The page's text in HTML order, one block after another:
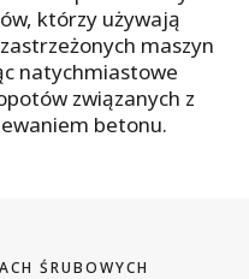
którzy używają
maszyn
natychmiastowe
związanych z
betonu.
ŚRUBOWYCH